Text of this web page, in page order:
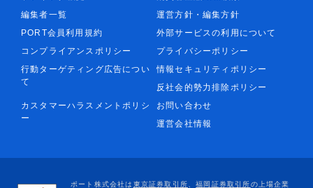
編集者一覧
運営方針・編集方針
PORT会員利用規約
外部サービスの利用について
コンプライアンスポリシー
プライバシーポリシー
行動ターゲティング広告につい
て
情報セキュリティポリシー
反社会的勢力排除ポリシー
カスタマーハラスメントポリシ
ー
お問い合わせ
運営会社情報